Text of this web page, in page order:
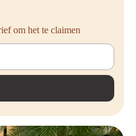
om het te claimen